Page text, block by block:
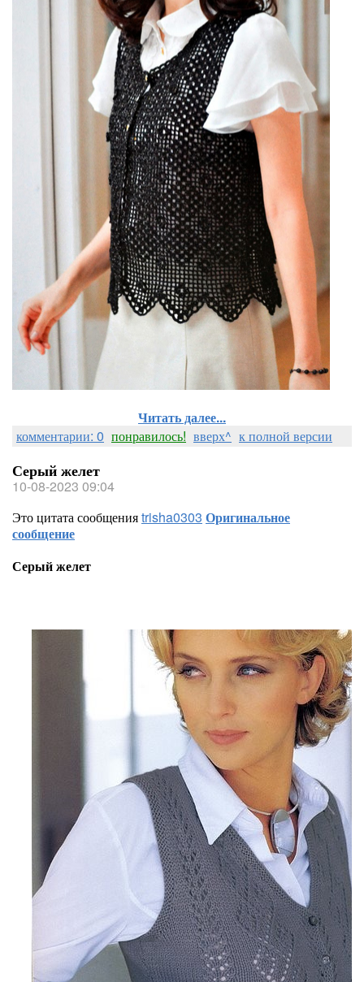
Читать далее...
комментарии: 0 понравилось! вверх^ к полной версии
Серый желет
10-08-2023 09:04
Это цитата сообщенияtrisha0303 Оригинальное
сообщение
Серый желет